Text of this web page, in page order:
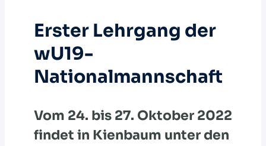
Erster Lehrgang der
wU19-
Nationalmannschaft
Vom 24. bis 27. Oktober 2022
findet in Kienbaum unter den